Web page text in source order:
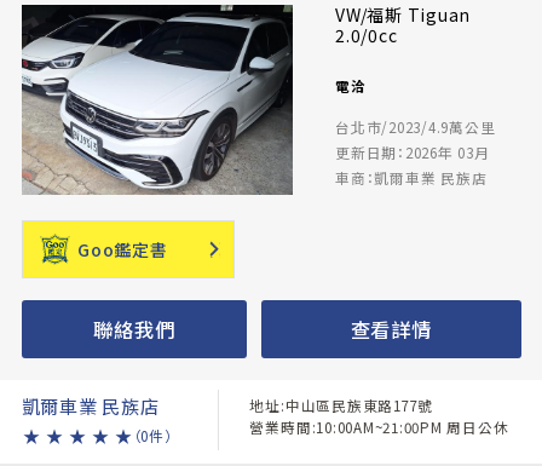
VW/福斯 Tiguan
2.0/0cc
電洽
台北市/2023/4.9萬公里
更新日期：2026年 03月
車商：凱爾車業 民族店
Goo鑑定書
聯絡我們 查看詳情
凱爾車業 民族店
★ ★ ★ ★ ★ （0件）
地址:中山區民族東路177號
營業時間:10:00AM~21:00PM 周日公休